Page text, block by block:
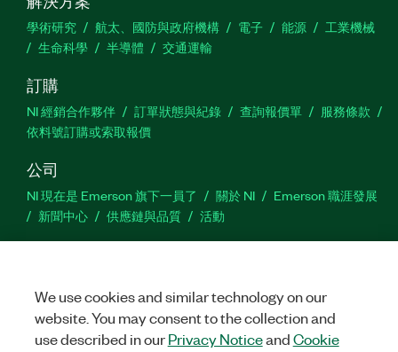
學術研究 航太、國防與政府機構 電子 能源
工業機械
生命科學
半導體 交通運輸
訂購
NI 經銷合作夥伴 訂單狀態與紀錄 查詢報價單
服務條款
依料號訂購或索取報價
公司
NI 現在是 Emerson 旗下一員了 關於 NI
Emerson 職涯發展
新聞中心
供應鏈與品質 活動
站建議
We use cookies and similar technology on our
website. You may consent to the collection and
use described in ourPrivacy NoticeandCookie